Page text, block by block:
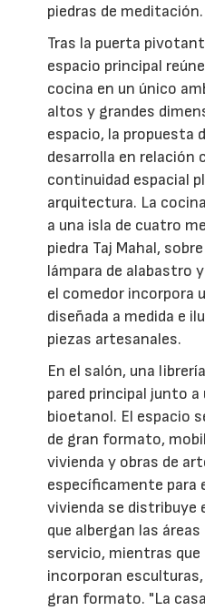
piedras de meditación.
Tras la puerta
espacio principal
cocina en un único
altos y grandes
espacio, la propuesta
desarrolla en relación
continuidad espacial
arquitectura. La
a una isla de cuatro
piedra Taj Mahal,
lámpara de alabastro
el comedor incorpora
diseñada a medida e
piezas artesanales.
En el salón, una
pared principal junto a
bioetanol. El espacio
de gran formato,
vivienda y obras de
específicamente para
vivienda se
que albergan las
servicio, mientras que
incorporan
gran formato. "La